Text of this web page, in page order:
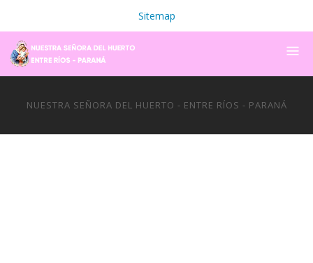
Sitemap
NUESTRA SEÑORA DEL HUERTO - ENTRE RÍOS - PARANÁ